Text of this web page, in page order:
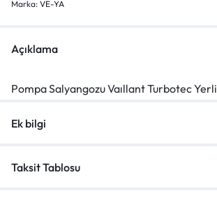
Marka: VE-YA
Açıklama
Pompa Salyangozu Vaıllant Turbotec Yerli
Ek bilgi
Taksit Tablosu